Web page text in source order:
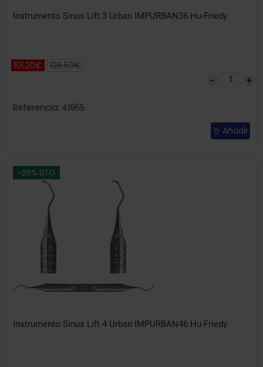
Instrumento Sinus Lift 3 Urban IMPURBAN36 Hu-Friedy
101.20€ 126.50€
Referencia: 41955
Añadir
-20% DTO
Instrumento Sinus Lift 4 Urban IMPURBAN46 Hu-Friedy